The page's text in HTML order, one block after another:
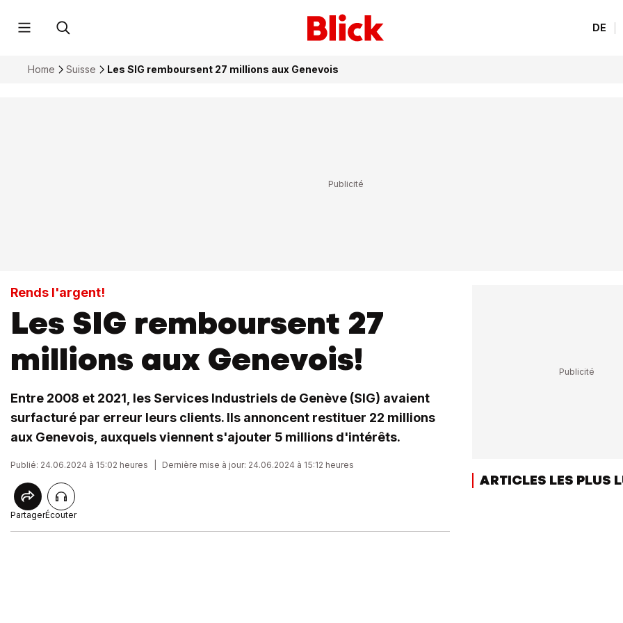
DE
Home Suisse Les SIG remboursent 27 millions aux Genevois
Rends l'argent!
Les SIG remboursent 27
millions aux Genevois!
Entre 2008 et 2021, les Services Industriels de Genève (SIG) avaient
surfacturé par erreur leurs clients. Ils annoncent restituer 22 millions
aux Genevois, auxquels viennent s'ajouter 5 millions d'intérêts.
Publié: 24.06.2024 à 15:02 heures Dernière mise à jour: 24.06.2024 à 15:12 heures
PartagerÉcouter
ARTICLES LES PLUS